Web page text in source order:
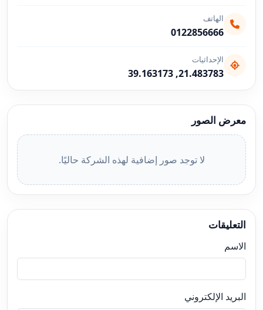
الهاتف
0122856666
الإحداثيات
21.483783, 39.163173
معرض الصور
لا توجد صور إضافية لهذه الشركة حاليًا.
التعليقات
الاسم
البريد الإلكتروني